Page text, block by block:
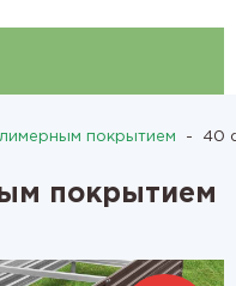
покрытием - 40
покрытием